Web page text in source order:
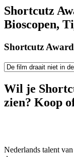
Shortcutz
Bioscopen,
Shortcutz
Wil je
zien? Koop
Nederlands talent